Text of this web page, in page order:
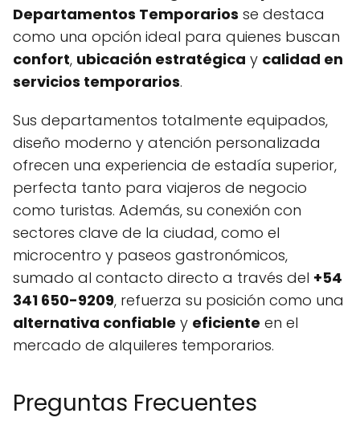
Departamentos Temporarios se destaca
como una opción ideal para quienes buscan
confort, ubicación estratégica y calidad en
servicios temporarios.
Sus departamentos totalmente equipados,
diseño moderno y atención personalizada
ofrecen una experiencia de estadía superior,
perfecta tanto para viajeros de negocio
como turistas. Además, su conexión con
sectores clave de la ciudad, como el
microcentro y paseos gastronómicos,
sumado al contacto directo a través del +54
341 650-9209, refuerza su posición como una
alternativa confiable y eficiente en el
mercado de alquileres temporarios.
Preguntas Frecuentes